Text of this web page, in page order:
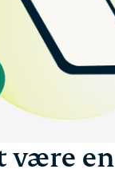
være